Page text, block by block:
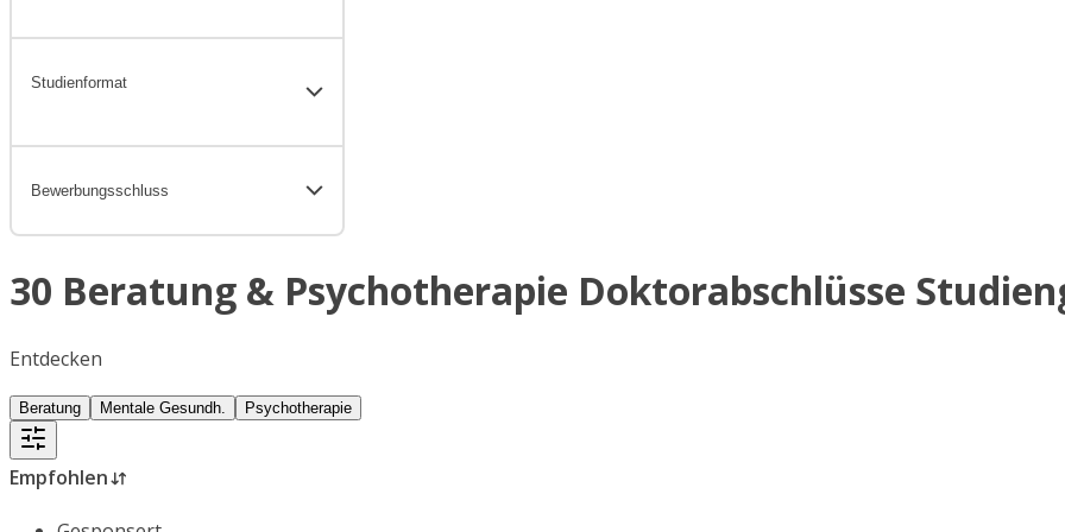
Studienformat
Bewerbungsschluss
30 Beratung & Psychotherapie Doktorabschlüsse
Entdecken
Beratung Mentale Gesundh. Psychotherapie
Empfohlen